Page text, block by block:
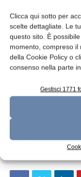
Clicca qui sotto per
scelte dettagliate. Le
questo sito. È
momento, compreso il
della Cookie Policy o
consenso nella parte
Gestisci 1771
quali integratori.
Bibliografia
F.Ortakci et al.,